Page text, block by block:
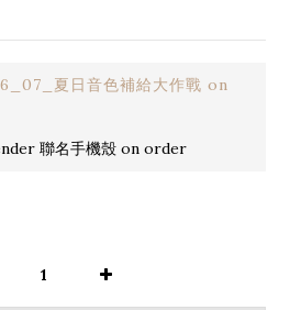
夏日音色補給大作戰 on
聯名手機殼 on order